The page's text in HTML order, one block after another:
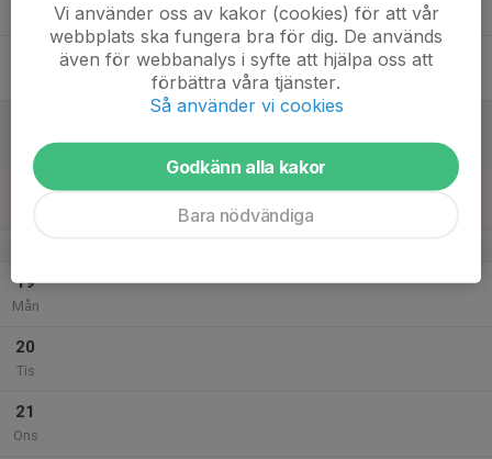
19
Mån
20
Tis
21
Ons
Vi använder oss av kakor (cookies) för att vår
webbplats ska fungera bra för dig. De används
även för webbanalys i syfte att hjälpa oss att
förbättra våra tjänster.
Så använder vi cookies
Godkänn alla kakor
Bara nödvändiga